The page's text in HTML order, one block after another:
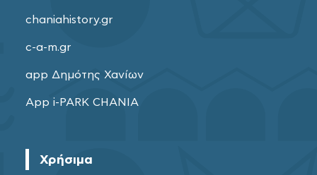
chaniahistory.gr
c-a-m.gr
app Δημότης Χανίων
App i-PARK CHANIA
Χρήσιμα